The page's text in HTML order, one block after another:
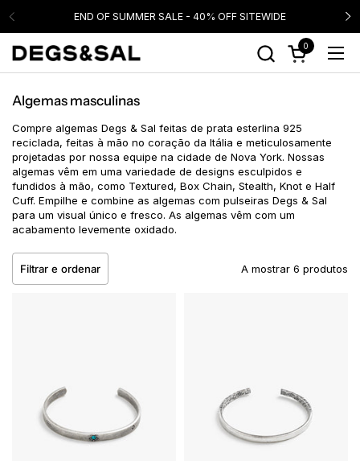
END OF SUMMER SALE - 40% OFF SITEWIDE
Abrir carrinho
0
Algemas masculinas
Compre algemas Degs & Sal feitas de prata esterlina 925
reciclada, feitas à mão no coração da Itália e meticulosamente
projetadas por nossa equipe na cidade de Nova York. Nossas
algemas vêm em uma variedade de designs esculpidos e
fundidos à mão, como Textured, Box Chain, Stealth, Knot e Half
Cuff. Empilhe e combine as algemas com pulseiras Degs & Sal
para um visual único e fresco. As algemas vêm com um
acabamento levemente oxidado.
Filtrar e ordenar A mostrar 6 produtos